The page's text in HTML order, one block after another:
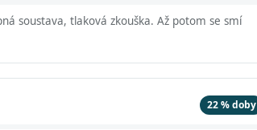
soustava, tlaková zkouška. Až potom se smí
22 % doby